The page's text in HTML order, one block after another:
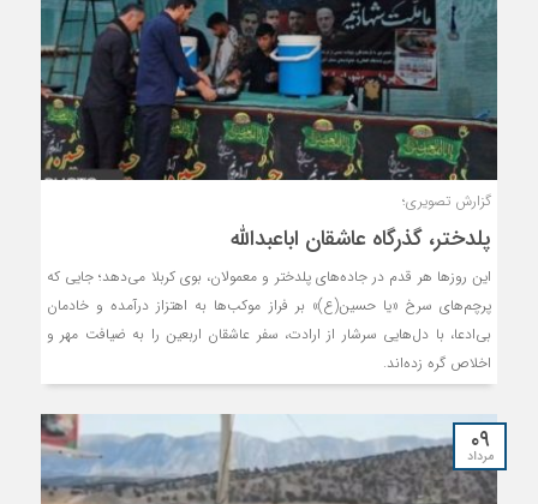
گزارش تصویری؛
پلدختر، گذرگاه عاشقان اباعبدالله
این روزها هر قدم در جاده‌های پلدختر و معمولان، بوی کربلا می‌دهد؛ جایی که
پرچم‌های سرخ «یا حسین(ع)» بر فراز موکب‌ها به اهتزاز درآمده و خادمان
بی‌ادعا، با دل‌هایی سرشار از ارادت، سفر عاشقان اربعین را به ضیافت مهر و
اخلاص گره زده‌اند.
۰۹
مرداد